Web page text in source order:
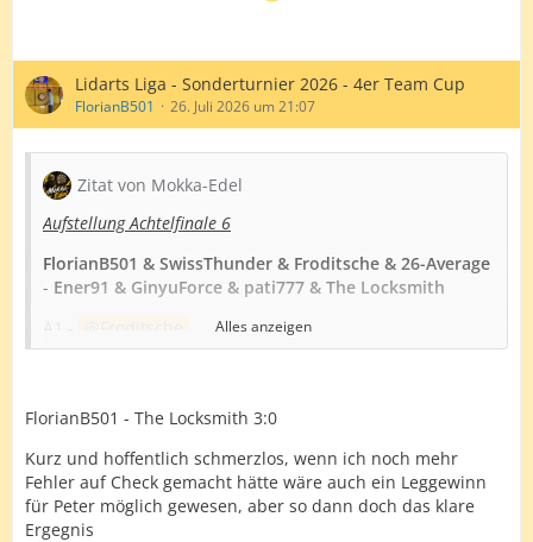
Lidarts Liga - Sonderturnier 2026 - 4er Team Cup
FlorianB501 26. Juli 2026 um 21:07
Zitat von Mokka-Edel
Aufstellung Achtelfinale 6
FlorianB501 & SwissThunder & Froditsche & 26-Average
- Ener91 & GinyuForce & pati777 & The Locksmith
A3 -
SwissThunder
26-Average
B1 -
pati777
B2 -
Alles anzeigen
FlorianB501 - The Locksmith 3:0
Kurz und hoffentlich schmerzlos, wenn ich noch mehr
Fehler auf Check gemacht hätte wäre auch ein Leggewinn
für Peter möglich gewesen, aber so dann doch das klare
Ergegnis